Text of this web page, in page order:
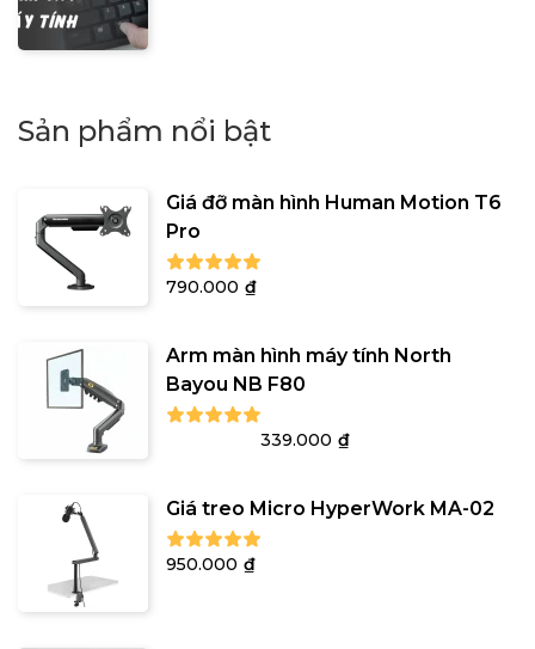
Sản phẩm nổi bật
Giá đỡ màn hình Human Motion T6
Pro
790.000 ₫
Arm màn hình máy tính North
Bayou NB F80
Giá
499.000₫.
339.000 ₫Giá
là:
Giá treo Micro HyperWork MA-02
950.000 ₫